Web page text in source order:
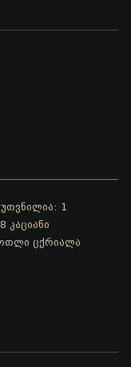
1
კაციანი
ცქრიალა